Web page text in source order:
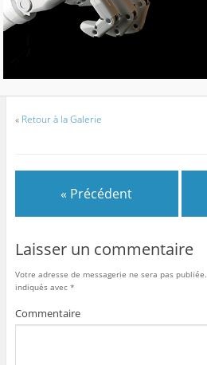
« Retour à la Galerie
« Précédent
Laisser un commentaire
Votre adresse de messagerie ne sera pas publiée.
indiqués avec *
Commentaire